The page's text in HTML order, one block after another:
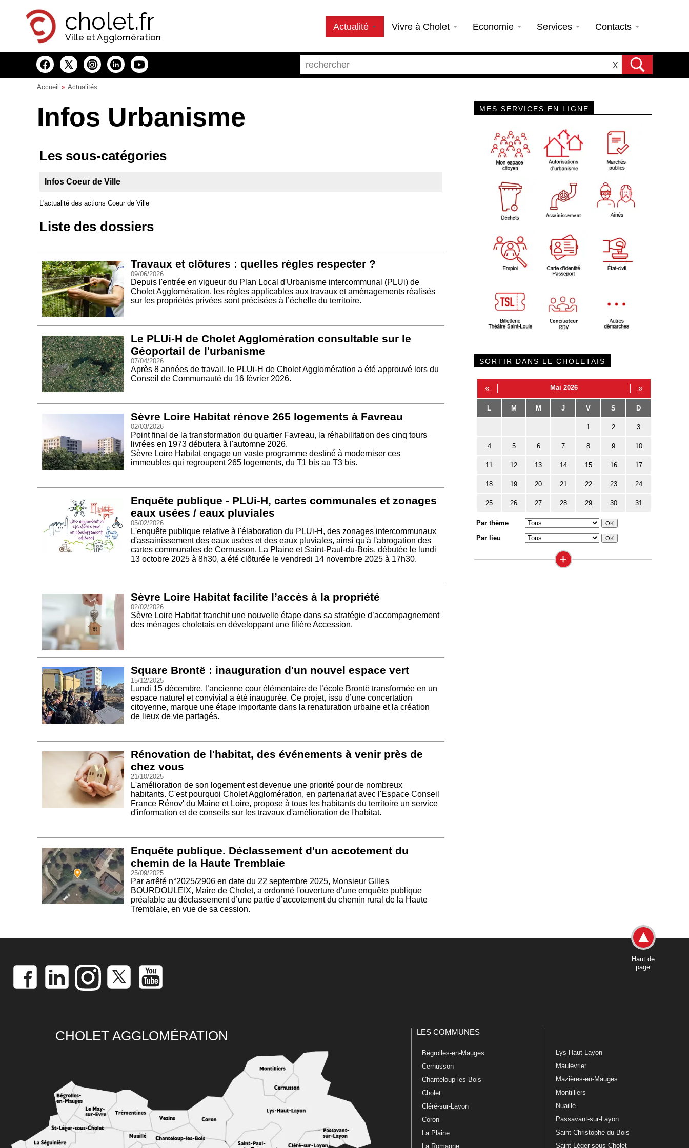
cholet.fr
Ville et Agglomération
Actualité Vivre à Cholet Economie Services Contacts
X
Accueil Actualités
Infos Urbanisme
Les sous-catégories
Infos Coeur de Ville
L'actualité des actions Coeur de Ville
Liste des dossiers
Travaux et clôtures : quelles règles respecter ?
09/06/2026
Depuis l'entrée en vigueur du Plan Local d'Urbanisme intercommunal (PLUi) de
Cholet Agglomération, les règles applicables aux travaux et aménagements réalisés
sur les propriétés privées sont précisées à l’échelle du territoire.
Le PLUi-H de Cholet Agglomération consultable sur le
Géoportail de l'urbanisme
07/04/2026
Après 8 années de travail, le PLUi-H de Cholet Agglomération a été approuvé lors du
Conseil de Communauté du 16 février 2026.
Sèvre Loire Habitat rénove 265 logements à Favreau
02/03/2026
Point final de la transformation du quartier Favreau, la réhabilitation des cinq tours
livrées en 1973 débutera à l'automne 2026.
Sèvre Loire Habitat engage un vaste programme destiné à moderniser ces
immeubles qui regroupent 265 logements, du T1 bis au T3 bis.
Enquête publique - PLUi-H, cartes communales et zonages
eaux usées / eaux pluviales
05/02/2026
L'enquête publique relative à l'élaboration du PLUi-H, des zonages intercommunaux
d'assainissement des eaux usées et des eaux pluviales, ainsi qu'à l'abrogation des
cartes communales de Cernusson, La Plaine et Saint-Paul-du-Bois, débutée le lundi
13 octobre 2025 à 8h30, a été clôturée le vendredi 14 novembre 2025 à 17h30.
Sèvre Loire Habitat facilite l’accès à la propriété
02/02/2026
Sèvre Loire Habitat franchit une nouvelle étape dans sa stratégie d’accompagnement
des ménages choletais en développant une filière Accession.
Square Brontë : inauguration d'un nouvel espace vert
15/12/2025
Lundi 15 décembre, l’ancienne cour élémentaire de l’école Brontë transformée en un
espace naturel et convivial a été inaugurée. Ce projet, issu d’une concertation
citoyenne, marque une étape importante dans la renaturation urbaine et la création
de lieux de vie partagés.
Rénovation de l'habitat, des événements à venir près de
chez vous
21/10/2025
L'amélioration de son logement est devenue une priorité pour de nombreux
habitants. C'est pourquoi Cholet Agglomération, en partenariat avec l'Espace Conseil
France Rénov' du Maine et Loire, propose à tous les habitants du territoire un service
d'information et de conseils sur les travaux d'amélioration de l'habitat.
Enquête publique. Déclassement d'un accotement du
chemin de la Haute Tremblaie
25/09/2025
Par arrêté n°2025/2906 en date du 22 septembre 2025, Monsieur Gilles
BOURDOULEIX, Maire de Cholet, a ordonné l'ouverture d'une enquête publique
préalable au déclassement d’une partie d’accotement du chemin rural de la Haute
Tremblaie, en vue de sa cession.
MES SERVICES EN LIGNE
SORTIR DANS LE CHOLETAIS
« Mai 2026 »
L M M J V S D
1 2 3
4 5 6 7 8 9 10
11 12 13 14 15 16 17
18 19 20 21 22 23 24
25 26 27 28 29 30 31
Par thème
Par lieu
+
Haut de
page
CHOLET AGGLOMÉRATION LES COMMUNES
Bégrolles-en-Mauges
Cernusson
Chanteloup-les-Bois
Cholet
Cléré-sur-Layon
Coron
La Plaine
La Romagne
Lys-Haut-Layon
Maulévrier
Mazières-en-Mauges
Montilliers
Nuaillé
Passavant-sur-Layon
Saint-Christophe-du-Bois
Saint-Léger-sous-Cholet